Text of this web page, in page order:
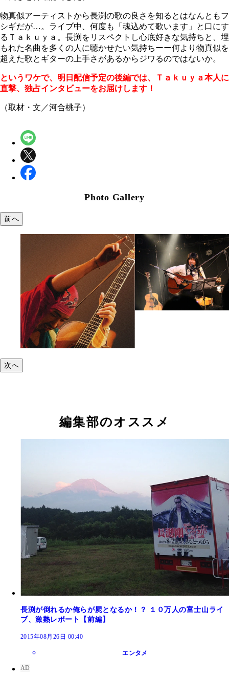
物真似アーティストから長渕の歌の良さを知るとはなんともフ
シギだが…。ライブ中、何度も「魂込めて歌います」と口にす
るＴａｋｕｙａ。長渕をリスペクトし心底好きな気持ちと、埋
もれた名曲を多くの人に聴かせたい気持ちーー何より物真似を
超えた歌とギターの上手さがあるからジワるのではないか。
というワケで、明日配信予定の後編では、Ｔａｋｕｙａ本人に
直撃、独占インタビューをお届けします！
（取材・文／河合桃子）
Photo Gallery
前へ
次へ
編集部のオススメ
長渕が倒れるか俺らが屍となるか！？ １０万人の富士山ライ
ブ、激熱レポート【前編】
2015年08月26日 00:40
エンタメ